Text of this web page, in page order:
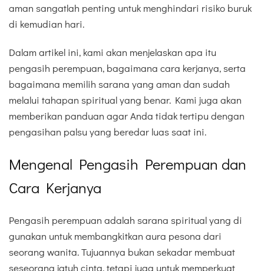
aman sangatlah penting untuk menghindari risiko buruk
di kemudian hari.
Dalam artikel ini, kami akan menjelaskan apa itu
pengasih perempuan, bagaimana cara kerjanya, serta
bagaimana memilih sarana yang aman dan sudah
melalui tahapan spiritual yang benar. Kami juga akan
memberikan panduan agar Anda tidak tertipu dengan
pengasihan palsu yang beredar luas saat ini.
Mengenal Pengasih Perempuan dan
Cara Kerjanya
Pengasih perempuan adalah sarana spiritual yang di
gunakan untuk membangkitkan aura pesona dari
seorang wanita. Tujuannya bukan sekadar membuat
seseorang jatuh cinta, tetapi juga untuk memperkuat